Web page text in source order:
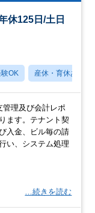
休125日/土日
OK 産休・育休あり
管理及び会計レポ
ます。テナント契
入金、ビル毎の請
い、システム処理
…続きを読む